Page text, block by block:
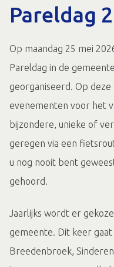
Pareldag
Op maandag 25 mei
Pareldag in de
georganiseerd. Op
evenementen voor het
bijzondere, unieke of
geregen via een
u nog nooit bent
gehoord.
Jaarlijks wordt er
gemeente. Dit keer gaat
Breedenbroek,